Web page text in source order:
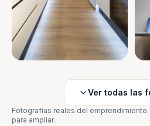
Ver todas las
Fotografías reales del
para ampliar.